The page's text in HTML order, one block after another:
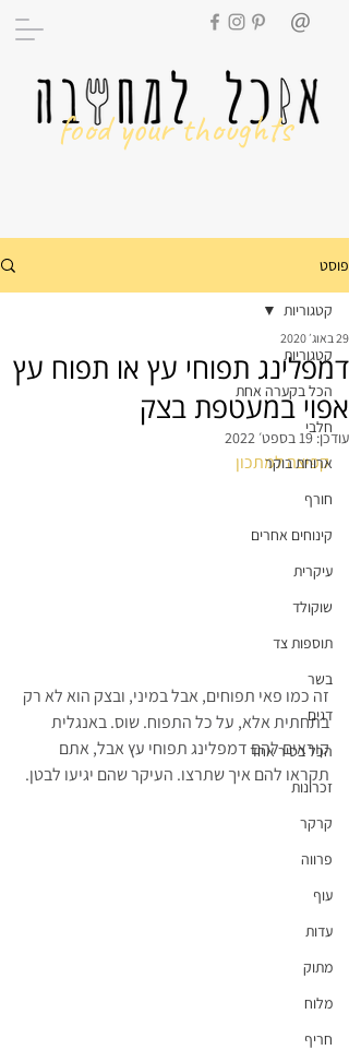
food your thoughts
פוסט
קטגוריות
הכל בקערה אחת
חלבי
ארוחת בוקר
חורף
קינוחים אחרים
עיקרית
שוקולד
תוספות צד
בשר
דגים
הכל בסיר אחד
זכרונות
קרקר
פרווה
עוף
עדות
מתוק
מלוח
חריף
קטגוריות
דמפלינג תפוחי עץ או תפוח עץ
אפוי במעטפת בצק
29 באוג׳ 2020
עודכן:19 בספט׳ 2022
קפיצה למתכון
זה כמו פאי תפוחים, אבל במיני, ובצק הוא לא רק
בתחתית אלא, על כל התפוח. שוס. באנגלית
קוראים להם דמפלינג תפוחי עץ אבל, אתם
תקראו להם איך שתרצו. העיקר שהם יגיעו לבטן.